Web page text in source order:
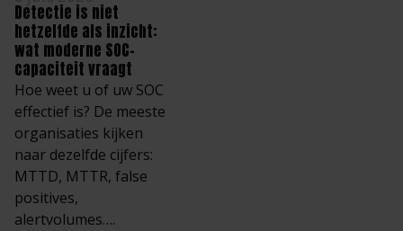
Detectie is niet
hetzelfde als inzicht:
wat moderne SOC-
capaciteit vraagt
Hoe weet u of uw SOC
effectief is? De meeste
organisaties kijken
naar dezelfde cijfers:
MTTD, MTTR, false
positives,
alertvolumes….